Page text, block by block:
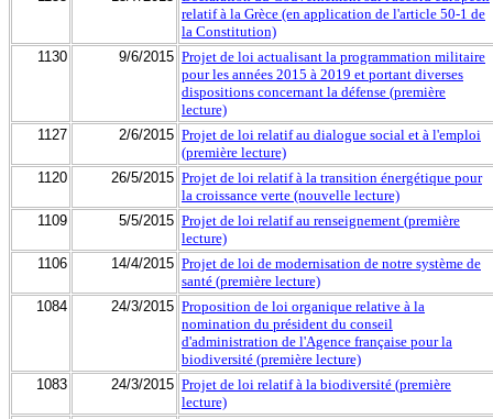
relatif à la Grèce (en application de l'article 50-1 de
la Constitution)
1130
9/6/2015 Projet de loi actualisant la programmation militaire
pour les années 2015 à 2019 et portant diverses
dispositions concernant la défense (première
lecture)
1127
2/6/2015 Projet de loi relatif au dialogue social et à l'emploi
(première lecture)
1120
26/5/2015 Projet de loi relatif à la transition énergétique pour
la croissance verte (nouvelle lecture)
1109
5/5/2015 Projet de loi relatif au renseignement (première
lecture)
1106
14/4/2015 Projet de loi de modernisation de notre système de
santé (première lecture)
1084
24/3/2015 Proposition de loi organique relative à la
nomination du président du conseil
d'administration de l'Agence française pour la
biodiversité (première lecture)
1083
24/3/2015 Projet de loi relatif à la biodiversité (première
lecture)